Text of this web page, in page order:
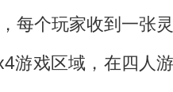
每个玩家收到一张
游戏区域，在四人